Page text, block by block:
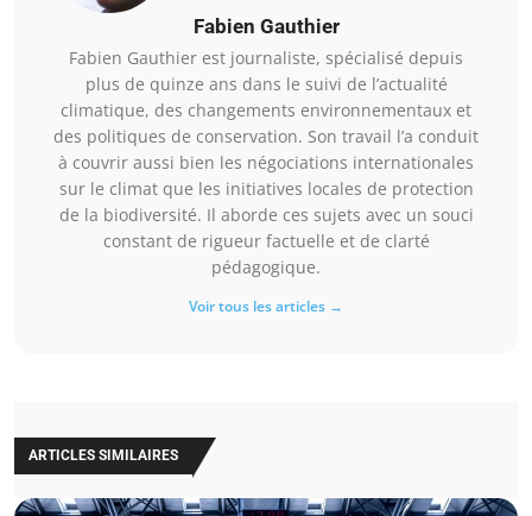
Fabien Gauthier
Fabien Gauthier est journaliste, spécialisé depuis
plus de quinze ans dans le suivi de l’actualité
climatique, des changements environnementaux et
des politiques de conservation. Son travail l’a conduit
à couvrir aussi bien les négociations internationales
sur le climat que les initiatives locales de protection
de la biodiversité. Il aborde ces sujets avec un souci
constant de rigueur factuelle et de clarté
pédagogique.
Voir tous les articles →
ARTICLES SIMILAIRES